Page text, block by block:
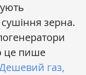
зерна.
це пише
газ,